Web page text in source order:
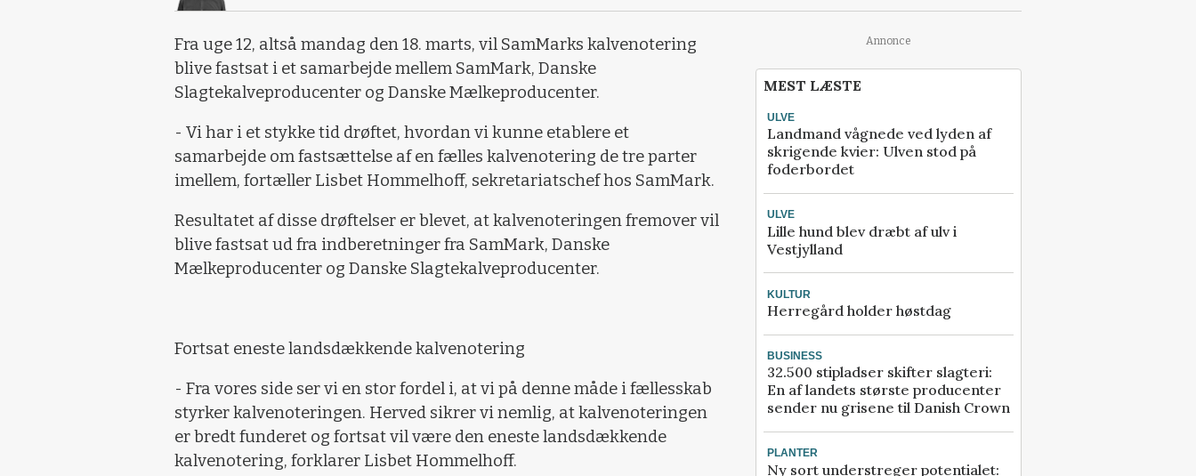
Fra uge 12, altså mandag den 18. marts, vil SamMarks kalvenotering
blive fastsat i et samarbejde mellem SamMark, Danske
Slagtekalveproducenter og Danske Mælkeproducenter.
- Vi har i et stykke tid drøftet, hvordan vi kunne etablere et
samarbejde om fastsættelse af en fælles kalvenotering de tre parter
imellem, fortæller Lisbet Hommelhoff, sekretariatschef hos SamMark.
Resultatet af disse drøftelser er blevet, at kalvenoteringen fremover vil
blive fastsat ud fra indberetninger fra SamMark, Danske
Mælkeproducenter og Danske Slagtekalveproducenter.
Fortsat eneste landsdækkende kalvenotering
- Fra vores side ser vi en stor fordel i, at vi på denne måde i fællesskab
styrker kalvenoteringen. Herved sikrer vi nemlig, at kalvenoteringen
er bredt funderet og fortsat vil være den eneste landsdækkende
kalvenotering, forklarer Lisbet Hommelhoff.
Annonce
MEST LÆSTE
ULVE
Landmand vågnede ved lyden af
skrigende kvier: Ulven stod på
foderbordet
ULVE
Lille hund blev dræbt af ulv i
Vestjylland
KULTUR
Herregård holder høstdag
BUSINESS
32.500 stipladser skifter slagteri:
En af landets største producenter
sender nu grisene til Danish Crown
PLANTER
Ny sort understreger potentialet: